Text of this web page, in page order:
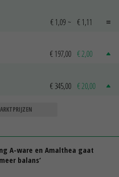
€ 1,09 ~ € 1,11
€ 197,00 € 2,00
€ 345,00 € 20,00
A-ware en Amalthea gaat
balans’